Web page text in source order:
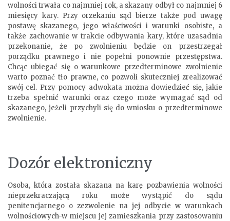
wolności trwała co najmniej rok, a skazany odbył co najmniej 6
miesięcy kary. Przy orzekaniu sąd bierze także pod uwagę
postawę skazanego, jego właściwości i warunki osobiste, a
także zachowanie w trakcie odbywania kary, które uzasadnia
przekonanie, że po zwolnieniu będzie on przestrzegał
porządku prawnego i nie popełni ponownie przestępstwa.
Chcąc ubiegać się o warunkowe przedterminowe zwolnienie
warto poznać tło prawne, co pozwoli skuteczniej zrealizować
swój cel. Przy pomocy adwokata można dowiedzieć się, jakie
trzeba spełnić warunki oraz czego może wymagać sąd od
skazanego, jeżeli przychyli się do wniosku o przedterminowe
zwolnienie.
Dozór elektroniczny
Osoba, która została skazana na karę pozbawienia wolności
nieprzekraczającą roku może wystąpić do sądu
penitencjarnego o zezwolenie na jej odbycie w warunkach
wolnościowych-w miejscu jej zamieszkania przy zastosowaniu